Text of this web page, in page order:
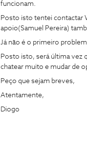
funcionam.
Posto isto tentei contactar
apoio(Samuel Pereira)
Já não é o primeiro
Posto isto, será última vez
chatear muito e mudar de
Peço que sejam breves,
Atentamente,
Diogo